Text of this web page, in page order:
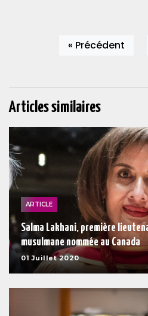
« Précédent
Articles similaires
ARTICLE
Salma Lakhani, première
musulmane nommée au Canada
01 Juillet 2020